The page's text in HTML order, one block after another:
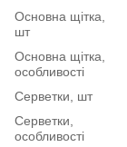
Основна щітка,
шт
Основна щітка,
особливості
Серветки, шт
Серветки,
особливості